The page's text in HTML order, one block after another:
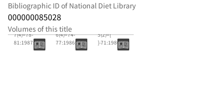
Bibliographic ID of National Diet Library
000000085028
Volumes of this title
1987(1)-198
7(4)=78-
81:1987新
春-1987晩秋
1986(1)-198
6(4)=74-
77:1986新
春-1986社団
5(2)=[
]-71:1980初
秋-1985陽春